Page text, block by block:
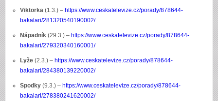
Viktorka (1.3.) – https://www.ceskatelevize.cz/porady/878644-
bakalari/281320540190002/
Nápadník (29.3.) – https://www.ceskatelevize.cz/porady/878644-
bakalari/279320340160001/
Lyže (2.3.) – https://www.ceskatelevize.cz/porady/878644-
bakalari/284380139220002/
Spodky (9.3.) – https://www.ceskatelevize.cz/porady/878644-
bakalari/278380241620002/